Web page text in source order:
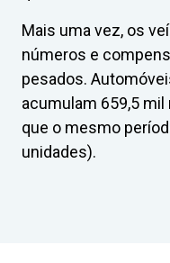
Mais uma vez, os
números e
pesados.
acumulam 659,5 mil
que o mesmo
unidades).